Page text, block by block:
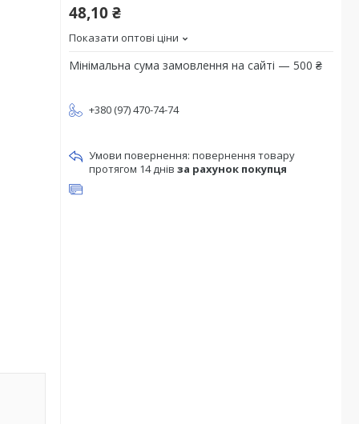
48,10 ₴
Показати оптові ціни
Мінімальна сума замовлення на сайті — 500 ₴
+380 (97) 470-74-74
повернення товару
протягом 14 днів за рахунок покупця